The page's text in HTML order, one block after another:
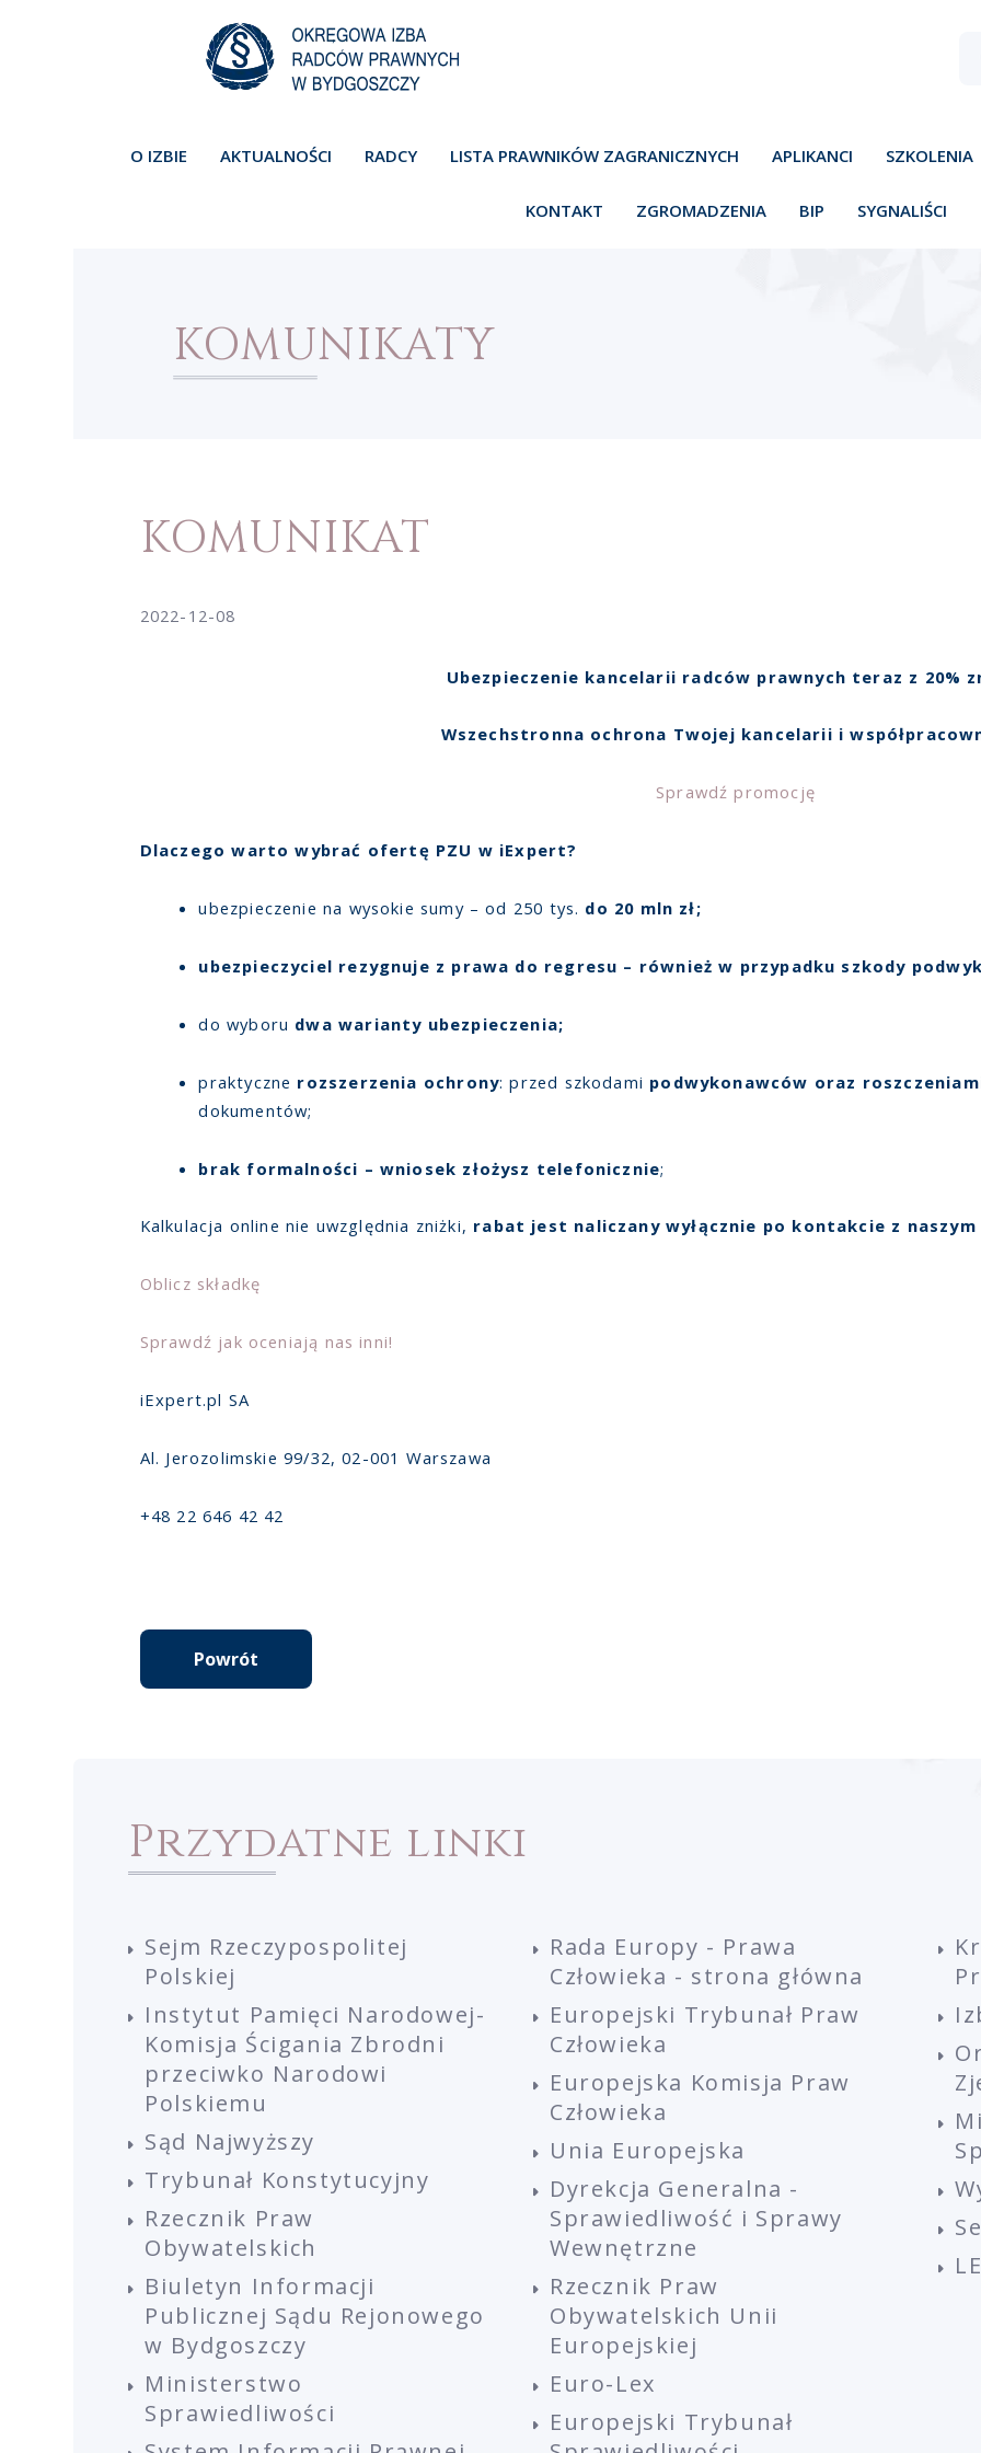
O IZBIE AKTUALNOŚCI RADCY LISTA PRAWNIKÓW ZAGRANICZNYCH APLIKANCI SZKOLENIA
KONTAKT ZGROMADZENIA BIP SYGNALIŚCI
KOMUNIKATY
KOMUNIKAT
2022-12-08
Ubezpieczenie kancelarii radców prawnych teraz z 20%
Wszechstronna ochrona Twojej kancelarii i
Sprawdź promocję
Dlaczego warto wybrać ofertę PZU w iExpert?
ubezpieczenie na wysokie sumy – od 250 tys. do 20 mln zł;
ubezpieczyciel rezygnuje z prawa do regresu – również w przypadku szkody
do wyboru dwa warianty ubezpieczenia;
praktyczne rozszerzenia ochrony: przed szkodami podwykonawców oraz
dokumentów;
brak formalności – wniosek złożysz telefonicznie;
Kalkulacja online nie uwzględnia zniżki, rabat jest naliczany wyłącznie po kontakcie z naszym
Oblicz składkę
Sprawdź jak oceniają nas inni!
iExpert.pl SA
Al. Jerozolimskie 99/32, 02-001 Warszawa
+48 22 646 42 42
Powrót
Przydatne linki
Sejm Rzeczypospolitej
Polskiej
Instytut Pamięci Narodowej-
Komisja Ścigania Zbrodni
przeciwko Narodowi
Polskiemu
Sąd Najwyższy
Trybunał Konstytucyjny
Rzecznik Praw
Obywatelskich
Biuletyn Informacji
Publicznej Sądu Rejonowego
w Bydgoszczy
Ministerstwo
Sprawiedliwości
Rada Europy - Prawa
Człowieka - strona główna
Europejski Trybunał Praw
Człowieka
Europejska Komisja Praw
Człowieka
Unia Europejska
Dyrekcja Generalna -
Sprawiedliwość i Sprawy
Wewnętrzne
Rzecznik Praw
Obywatelskich Unii
Europejskiej
Euro-Lex
Europejski Trybunał